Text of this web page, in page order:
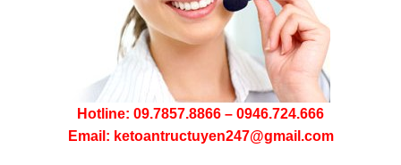
Hotline: 09.7857.8866 – 0946.724.666
Email: ketoantructuyen247@gmail.com